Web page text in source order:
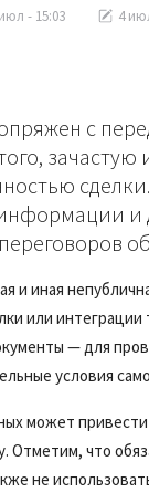
- 15:03 4
с
и
и иная
или интеграции
— для
условия
может
Отметим, что
не